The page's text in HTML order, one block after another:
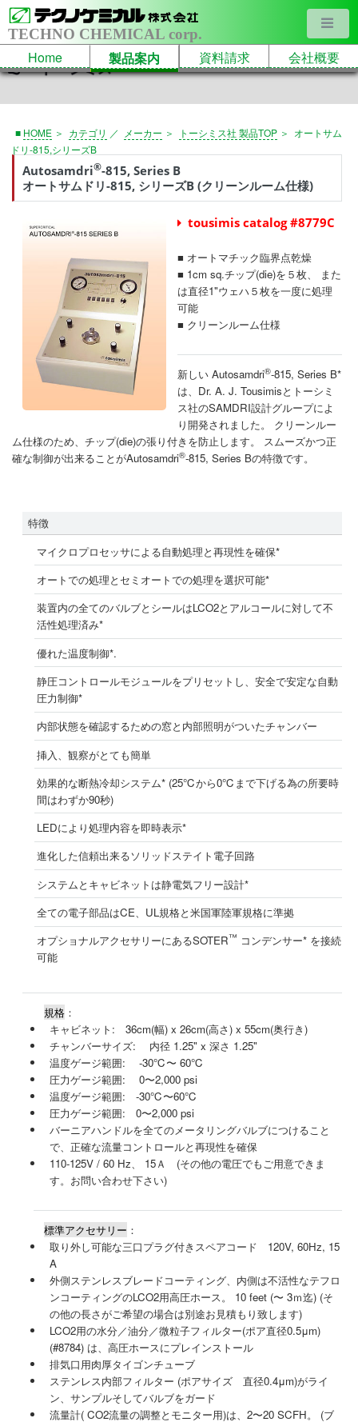
TECHNO CHEMICAL corp.
Home 製品案内 資料請求 会社概要
トーシミス
■ HOME ＞ カテゴリ ／ メーカー ＞ トーシミス社 製品TOP ＞ オートサム
ドリ-815,シリーズB
Autosamdri®-815, Series B
オートサムドリ-815, シリーズB (クリーンルーム仕様)
tousimis catalog #8779C
■ オートマチック臨界点乾燥
■ 1cm sq.チップ(die)を５枚、 また
は直径1"ウェハ５枚を一度に処理
可能
■ クリーンルーム仕様
新しい Autosamdri®-815, Series B*
は、Dr. A. J. Tousimisとトーシミ
ス社のSAMDRI設計グループによ
り開発されました。 クリーンルー
ム仕様のため、チップ(die)の張り付きを防止します。 スムーズかつ正
確な制御が出来ることがAutosamdri®-815, Series Bの特徴です。
特徴
マイクロプロセッサによる自動処理と再現性を確保*
オートでの処理とセミオートでの処理を選択可能*
装置内の全てのバルブとシールはLCO2とアルコールに対して不
活性処理済み*
優れた温度制御*.
静圧コントロールモジュールをプリセットし、安全で安定な自動
圧力制御*
内部状態を確認するための窓と内部照明がついたチャンバー
挿入、観察がとても簡単
効果的な断熱冷却システム* (25℃から0℃まで下げる為の所要時
間はわずか90秒)
LEDにより処理内容を即時表示*
進化した信頼出来るソリッドステイト電子回路
システムとキャビネットは静電気フリー設計*
全ての電子部品はCE、UL規格と米国軍陸軍規格に準拠
オプショナルアクセサリーにあるSOTER™ コンデンサー* を接続
可能
規格：
キャビネット: 36cm(幅) x 26cm(高さ) x 55cm(奥行き)
チャンバーサイズ: 内径 1.25" x 深さ 1.25"
温度ゲージ範囲: -30℃〜 60℃
圧力ゲージ範囲: 0〜2,000 psi
温度ゲージ範囲: -30℃〜60℃
圧力ゲージ範囲: 0〜2,000 psi
バーニアハンドルを全てのメータリングバルブにつけること
で、正確な流量コントロールと再現性を確保
110-125V / 60 Hz、 15Ａ (その他の電圧でもご用意できま
す。お問い合わせ下さい)
標準アクセサリー ：
取り外し可能な三口プラグ付きスペアコード 120V, 60Hz, 15
A
外側ステンレスブレードコーティング、内側は不活性なテフロ
ンコーティングのLCO2用高圧ホース。 10 feet (〜 3ｍ迄) (そ
の他の長さがご希望の場合は別途お見積もり致します)
LCO2用の水分／油分／微粒子フィルター(ポア直径0.5μm)
(#8784) は、高圧ホースにプレインストール
排気口用肉厚タイゴンチューブ
ステンレス内部フィルター (ポアサイズ 直径0.4μm)がライ
ン、サンプルそしてバルブをガード
流量計( CO2流量の調整とモニター用)は、2〜20 SCFH。 (ブ